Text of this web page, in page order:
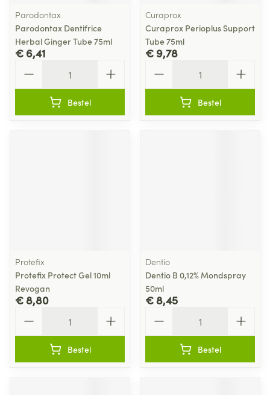
Parodontax
Parodontax Dentifrice
Herbal Ginger Tube 75ml
€ 6,41
Bestel
Curaprox
Curaprox Perioplus Support
Tube 75ml
€ 9,78
Bestel
Protefix
Protefix Protect Gel 10ml
Revogan
€ 8,80
Bestel
Dentio
Dentio B 0,12% Mondspray
50ml
€ 8,45
Bestel